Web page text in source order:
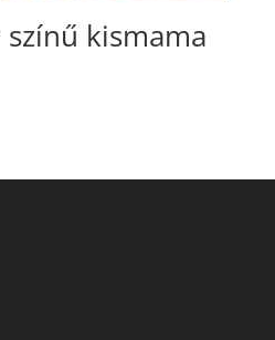
színű kismama